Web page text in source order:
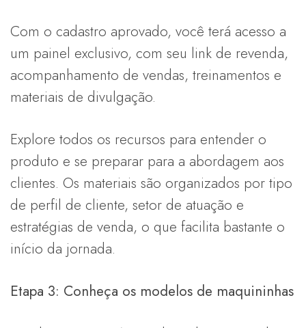
Com o cadastro aprovado, você terá acesso a
um painel exclusivo, com seu link de revenda,
acompanhamento de vendas, treinamentos e
materiais de divulgação.
Explore todos os recursos para entender o
produto e se preparar para a abordagem aos
clientes. Os materiais são organizados por tipo
de perfil de cliente, setor de atuação e
estratégias de venda, o que facilita bastante o
início da jornada.
Etapa 3: Conheça os modelos de maquininhas